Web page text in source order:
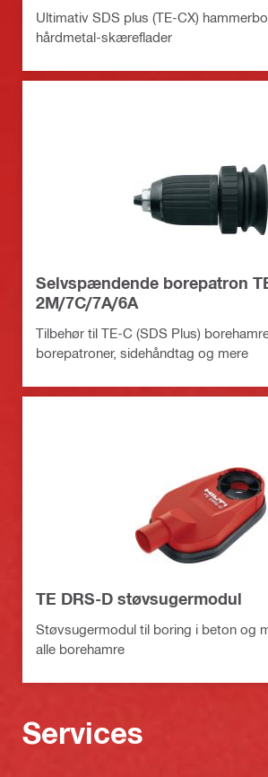
Ultimativ SDS plus (TE-CX)
hårdmetal-skæreflader
Selvspændende borepatron
2M/7C/7A/6A
Tilbehør til TE-C (SDS Plus)
borepatroner, sidehåndtag og mere
TE DRS-D støvsugermodul
Støvsugermodul til boring i beton og
alle borehamre
Services